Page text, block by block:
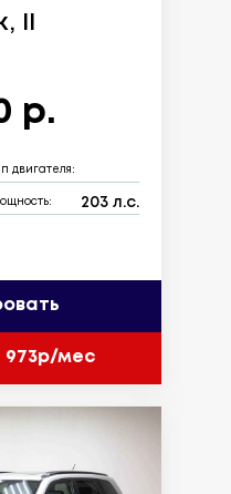
II
р.
двигателя:
203 л.с.
973р/мес